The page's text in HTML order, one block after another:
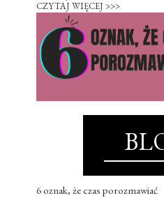
CZYTAJ WIĘCEJ >>>
6 oznak, że czas porozmawiać